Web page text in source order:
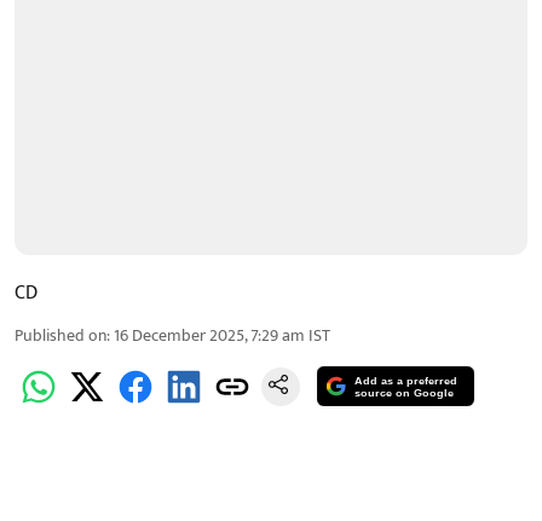
CD
Published on:16 December 2025, 7:29 am IST
Add as a preferred
source on Google